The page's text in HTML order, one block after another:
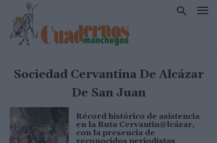
Sociedad Cervantina De Alcázar
De San Juan
Récord histórico de asistencia
en la Ruta Cervantin@lcázar,
con la presencia de
reconocidos periodistas